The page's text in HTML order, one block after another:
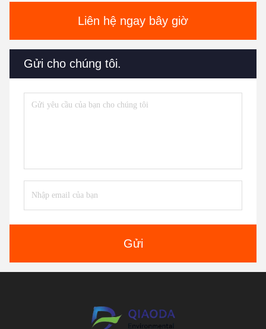
Liên hệ ngay bây giờ
Gửi cho chúng tôi.
Gửi